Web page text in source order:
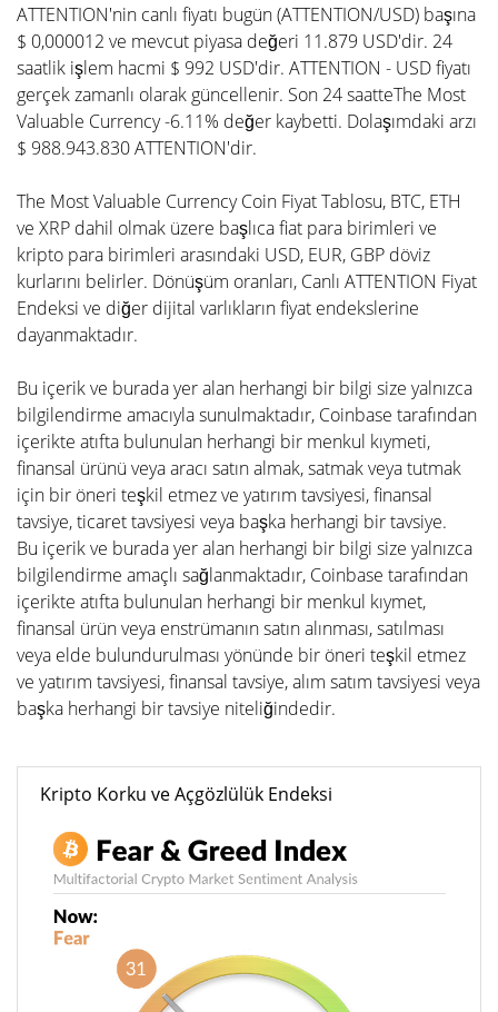
ATTENTION'nin canlı fiyatı bugün (ATTENTION/USD) başına
$ 0,000012 ve mevcut piyasa değeri 11.879 USD'dir. 24
saatlik işlem hacmi $ 992 USD'dir. ATTENTION - USD fiyatı
gerçek zamanlı olarak güncellenir. Son 24 saatteThe Most
Valuable Currency -6.11% değer kaybetti. Dolaşımdaki arzı
$ 988.943.830 ATTENTION'dir.
The Most Valuable Currency Coin Fiyat Tablosu, BTC, ETH
ve XRP dahil olmak üzere başlıca fiat para birimleri ve
kripto para birimleri arasındaki USD, EUR, GBP döviz
kurlarını belirler. Dönüşüm oranları, Canlı ATTENTION Fiyat
Endeksi ve diğer dijital varlıkların fiyat endekslerine
dayanmaktadır.
Bu içerik ve burada yer alan herhangi bir bilgi size yalnızca
bilgilendirme amacıyla sunulmaktadır, Coinbase tarafından
içerikte atıfta bulunulan herhangi bir menkul kıymeti,
finansal ürünü veya aracı satın almak, satmak veya tutmak
için bir öneri teşkil etmez ve yatırım tavsiyesi, finansal
tavsiye, ticaret tavsiyesi veya başka herhangi bir tavsiye.
Bu içerik ve burada yer alan herhangi bir bilgi size yalnızca
bilgilendirme amaçlı sağlanmaktadır, Coinbase tarafından
içerikte atıfta bulunulan herhangi bir menkul kıymet,
finansal ürün veya enstrümanın satın alınması, satılması
veya elde bulundurulması yönünde bir öneri teşkil etmez
ve yatırım tavsiyesi, finansal tavsiye, alım satım tavsiyesi veya
başka herhangi bir tavsiye niteliğindedir.
Kripto Korku ve Açgözlülük Endeksi